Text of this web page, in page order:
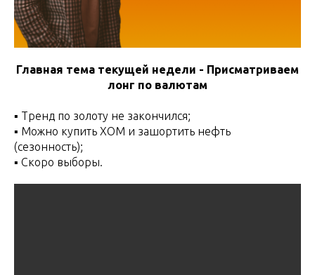
Главная тема текущей недели - Присматриваем
лонг по валютам
▪️ Тренд по золоту не закончился;
▪️ Можно купить XOM и зашортить нефть
(сезонность);
▪️ Скоро выборы.